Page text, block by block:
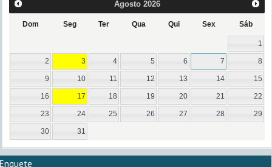
Agosto 2026
Dom Seg Ter Qua Qui Sex Sáb
1
2 3 4 5 6 7 8
9 10 11 12 13 14 15
16 17 18 19 20 21 22
23 24 25 26 27 28 29
30 31
Enquete